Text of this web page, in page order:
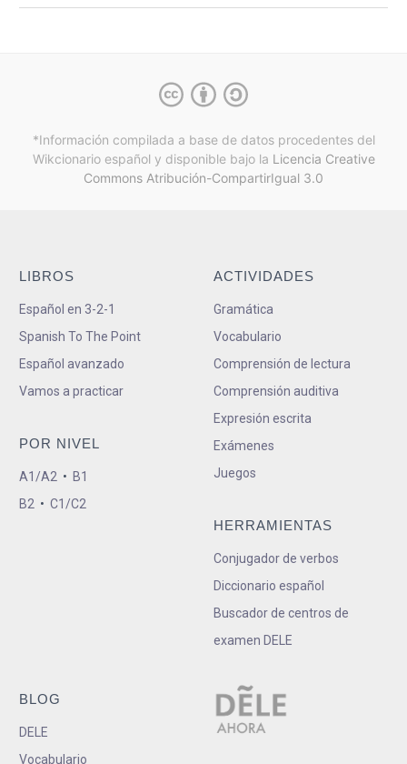
*Información compilada a base de datos procedentes del
Wikcionario español y disponible bajo la Licencia Creative
Commons Atribución-CompartirIgual 3.0
LIBROS
Español en 3-2-1
Spanish To The Point
Español avanzado
Vamos a practicar
POR NIVEL
A1/A2 • B1
B2 • C1/C2
ACTIVIDADES
Gramática
Vocabulario
Comprensión de lectura
Comprensión auditiva
Expresión escrita
Exámenes
Juegos
HERRAMIENTAS
Conjugador de verbos
Diccionario español
Buscador de centros de
examen DELE
BLOG
DELE
Vocabulario